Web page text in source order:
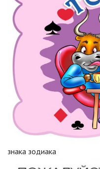
знака зодиака